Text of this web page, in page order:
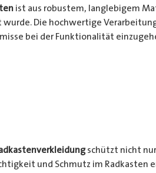
ist aus robustem, langlebigem
Die hochwertige
bei der Funktionalität
schützt nicht nur
und Schmutz im Radkasten